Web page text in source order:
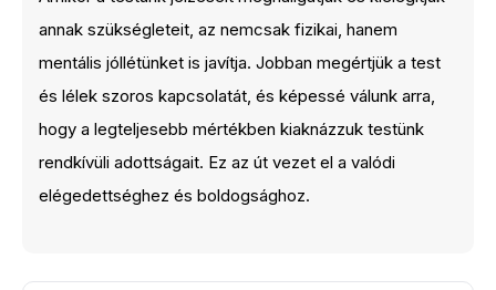
annak szükségleteit, az nemcsak fizikai, hanem
mentális jóllétünket is javítja. Jobban megértjük a test
és lélek szoros kapcsolatát, és képessé válunk arra,
hogy a legteljesebb mértékben kiaknázzuk testünk
rendkívüli adottságait. Ez az út vezet el a valódi
elégedettséghez és boldogsághoz.